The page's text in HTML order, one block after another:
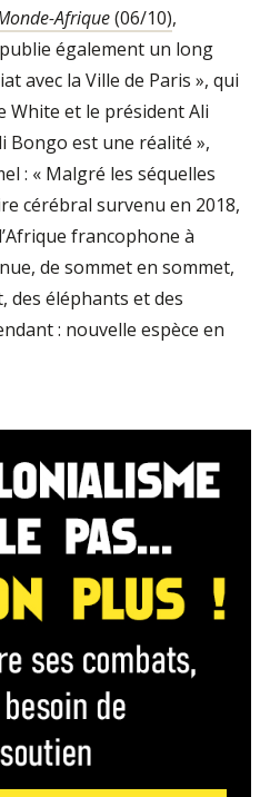
Afrique(06/10),
également un long
avec la Ville de Paris », qui
White et le président Ali
Bongo est une réalité »,
: « Malgré les séquelles
cérébral survenu en 2018,
francophone à
de sommet en sommet,
des éléphants et des
: nouvelle espèce en